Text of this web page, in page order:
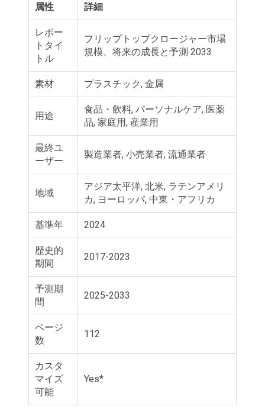
属性 詳細
レポー
トタイ
トル
フリップトップクロージャー市場
規模、将来の成長と予測 2033
素材 プラスチック, 金属
用途
食品・飲料, パーソナルケア, 医薬
品, 家庭用, 産業用
最終ユ
ーザー
製造業者, 小売業者, 流通業者
地域
アジア太平洋, 北米, ラテンアメリ
カ, ヨーロッパ, 中東・アフリカ
基準年 2024
歴史的
期間
2017-2023
予測期
間
2025-2033
ページ
数
112
カスタ
マイズ
可能
Yes*